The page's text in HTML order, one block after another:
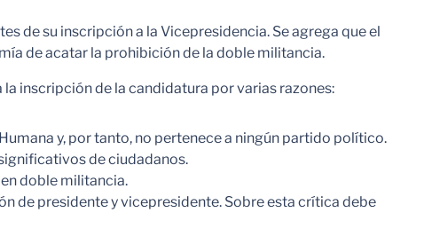
de su inscripción a la Vicepresidencia. Se agrega que el
de acatar la prohibición de la doble militancia.
inscripción de la candidatura por varias razones:
y, por tanto, no pertenece a ningún partido político.
de ciudadanos.
doble militancia.
de presidente y vicepresidente. Sobre esta crítica debe